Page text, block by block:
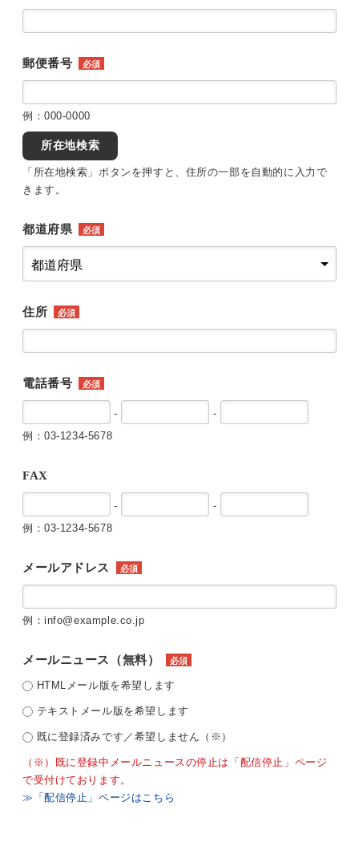
郵便番号 必須
例：000-0000
所在地検索
「所在地検索」ボタンを押すと、住所の一部を自動的に入力で
きます。
都道府県 必須
住所 必須
電話番号 必須
-
-
例：03-1234-5678
FAX
-
-
例：03-1234-5678
メールアドレス 必須
例：info@example.co.jp
メールニュース（無料） 必須
HTMLメール版を希望します
テキストメール版を希望します
既に登録済みです／希望しません（※）
（※）既に登録中メールニュースの停止は「配信停止」ページ
で受付けております。
≫「配信停止」ページはこちら